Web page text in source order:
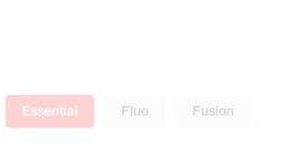
Essential Fluo Fusion